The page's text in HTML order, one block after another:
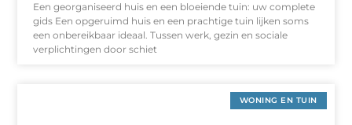
Een georganiseerd huis en een bloeiende tuin: uw complete
gids Een opgeruimd huis en een prachtige tuin lijken soms
een onbereikbaar ideaal. Tussen werk, gezin en sociale
verplichtingen door schiet
WONING EN TUIN